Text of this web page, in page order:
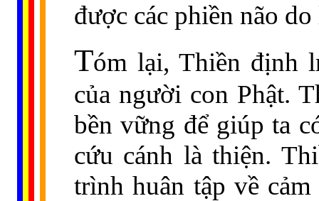
được các phiền não
Tóm lại, Thiền định
của người con Phật.
bền vững để giúp ta
cứu cánh là thiện.
trình huân tập về